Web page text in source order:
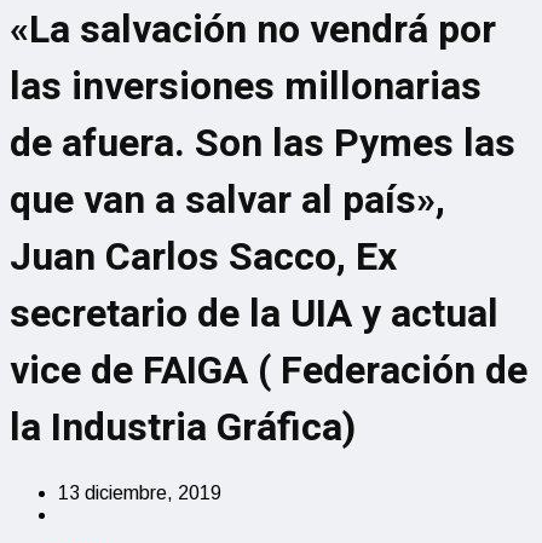
«La salvación no vendrá por
las inversiones millonarias
de afuera. Son las Pymes las
que van a salvar al país»,
Juan Carlos Sacco, Ex
secretario de la UIA y actual
vice de FAIGA ( Federación de
la Industria Gráfica)
13 diciembre, 2019